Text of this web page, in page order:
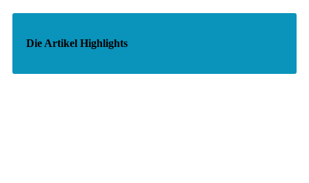
Die Artikel Highlights